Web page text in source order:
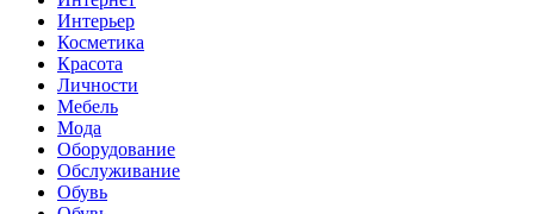
Интерьер
Косметика
Красота
Личности
Мебель
Мода
Оборудование
Обслуживание
Обувь